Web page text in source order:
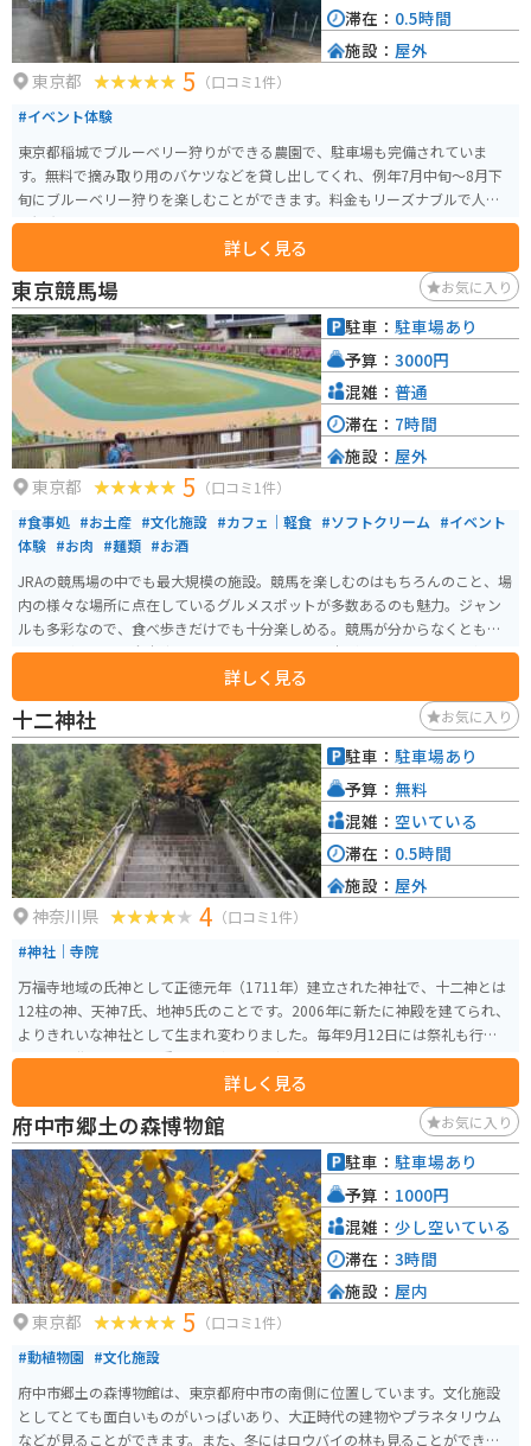
東京都 5 （口コミ1件）
#イベント体験
東京都稲城でブルーベリー狩りができる農園で、駐車場も完備されていま
す。無料で摘み取り用のバケツなどを貸し出してくれ、例年7月中旬〜8月下
旬にブルーベリー狩りを楽しむことができます。料金もリーズナブルで人気
の観光地となっています。
詳しく見る
滞在： 0.5時間
施設： 屋外
東京競馬場 お気に入り
東京都 5 （口コミ1件）
#食事処 #お土産 #文化施設 #カフェ｜軽食 #ソフトクリーム #イベント
体験 #お肉 #麺類 #お酒
JRAの競馬場の中でも最大規模の施設。競馬を楽しむのはもちろんのこと、場
内の様々な場所に点在しているグルメスポットが多数あるのも魅力。ジャン
ルも多彩なので、食べ歩きだけでも十分楽しめる。競馬が分からなくとも、
競走馬が目の前を全力疾走していくのはとても迫力がある。G1レースがある
日はとても混雑するが、その分見応えのあるレースを楽しめる。
詳しく見る
駐車： 駐車場あり
予算： 3000円
混雑： 普通
滞在： 7時間
施設： 屋外
十二神社 お気に入り
神奈川県 4 （口コミ1件）
#神社｜寺院
万福寺地域の氏神として正徳元年（1711年）建立された神社で、十二神とは
12柱の神、天神7氏、地神5氏のことです。2006年に新たに神殿を建てられ、
よりきれいな神社として生まれ変わりました。毎年9月12日には祭礼も行わ
れ、地域住民にとって重要な行事として親しまれています。
詳しく見る
駐車： 駐車場あり
予算： 無料
混雑： 空いている
滞在： 0.5時間
施設： 屋外
府中市郷土の森博物館 お気に入り
東京都 5 （口コミ1件）
#動植物園 #文化施設
府中市郷土の森博物館は、東京都府中市の南側に位置しています。文化施設
としてとても面白いものがいっぱいあり、大正時代の建物やプラネタリウム
などが見ることができます。また、冬にはロウバイの林も見ることができま
駐車： 駐車場あり
予算： 1000円
混雑： 少し空いている
滞在： 3時間
施設： 屋内